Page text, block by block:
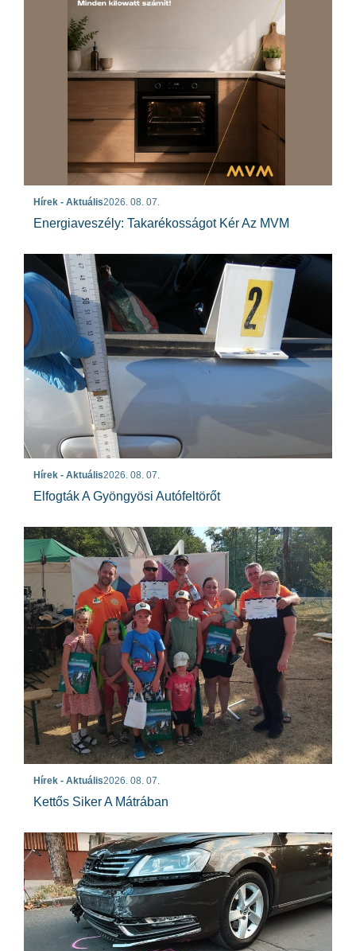
Hírek - Aktuális2026. 08. 07.
Energiaveszély: Takarékosságot Kér Az MVM
Hírek - Aktuális2026. 08. 07.
Elfogták A Gyöngyösi Autófeltörőt
Hírek - Aktuális2026. 08. 07.
Kettős Siker A Mátrában